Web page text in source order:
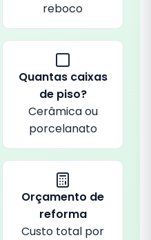
reboco
Quantas caixas
de piso?
Cerâmica ou
porcelanato
Orçamento de
reforma
Custo total por